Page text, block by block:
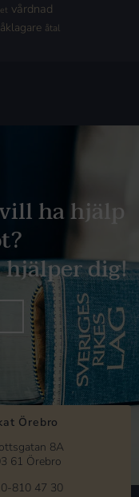
vårdnad
åklagare åtal
ha hjälp
hjälper dig!
Örebro
8A
61 Örebro
810 47 30